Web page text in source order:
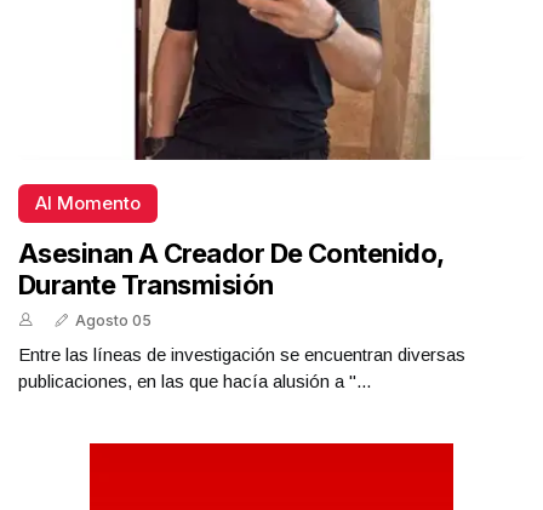
Al Momento
Asesinan A Creador De Contenido,
Durante Transmisión
Agosto 05
Entre las líneas de investigación se encuentran diversas
publicaciones, en las que hacía alusión a "...